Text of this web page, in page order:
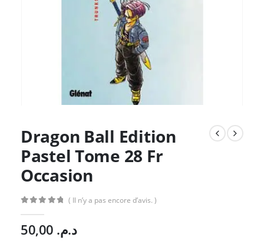
Dragon Ball Edition
Pastel Tome 28 Fr
Occasion
( Il n’y a pas encore d’avis. )
د.م.